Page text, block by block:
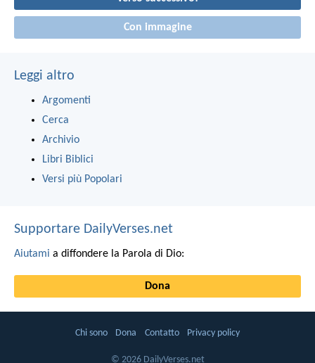
Con immagine
Leggi altro
Argomenti
Cerca
Archivio
Libri Biblici
Versi più Popolari
Supportare DailyVerses.net
Aiutami a diffondere la Parola di Dio:
Dona
Chi sono Dona Contatto Privacy policy
© 2026 DailyVerses.net